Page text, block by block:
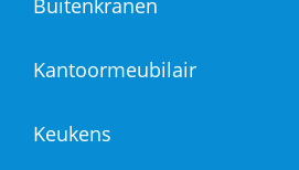
Buitenkranen
Kantoormeubilair
Keukens